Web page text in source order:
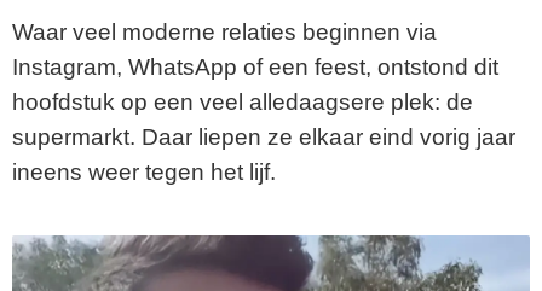
Waar veel moderne relaties beginnen via
Instagram, WhatsApp of een feest, ontstond dit
hoofdstuk op een veel alledaagsere plek: de
supermarkt. Daar liepen ze elkaar eind vorig jaar
ineens weer tegen het lijf.